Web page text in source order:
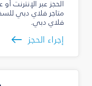
الحجز عبر الإنترنت
متاجر فلاي دبي
فلاي دبي.
إجراء الحجز